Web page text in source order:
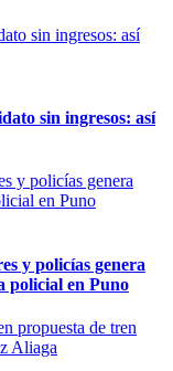
sin ingresos: así
y policías genera
policial en Puno